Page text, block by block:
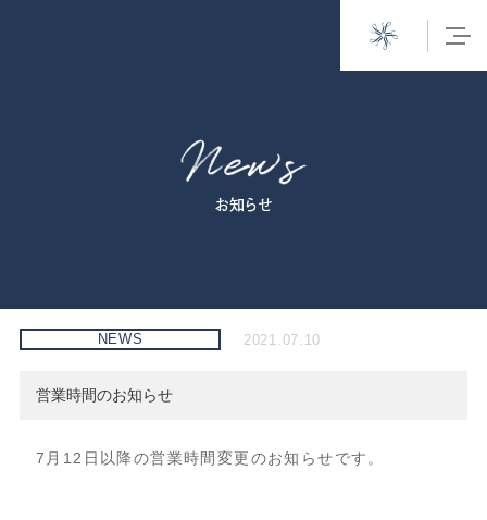
お知らせ
NEWS 2021.07.10
営業時間のお知らせ
7月12日以降の営業時間変更のお知らせです。